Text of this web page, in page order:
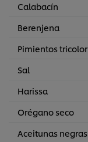
Calabacín
Berenjena
Pimientos tricolor
Sal
Harissa
Orégano seco
Aceitunas negras